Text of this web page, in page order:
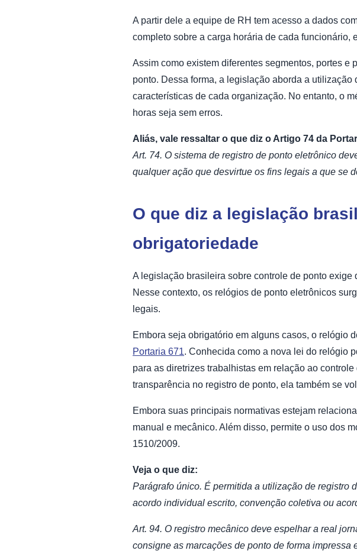
A partir dele a equipe de RH tem acesso a dados
completo sobre a carga horária de cada funcionário,
Assim como existem diferentes segmentos, portes e
ponto. Dessa forma, a legislação aborda a
características de cada organização. No entanto, o
horas seja sem erros.
Aliás, vale ressaltar o que diz o Artigo 74 da
Art. 74. O sistema de registro de ponto eletrônico
qualquer ação que desvirtue os fins legais a que se
O que diz a legislação
obrigatoriedade
A legislação brasileira sobre controle de ponto
Nesse contexto, os relógios de ponto eletrônicos
legais.
Embora seja obrigatório em alguns casos, o relógio
Portaria 671. Conhecida como a nova lei do relógio
para as diretrizes trabalhistas em relação ao
transparência no registro de ponto, ela também se
Embora suas principais normativas estejam
manual e mecânico. Além disso, permite o uso dos
1510/2009.
Veja o que diz:
Parágrafo único. É permitida a utilização de registro
acordo individual escrito, convenção coletiva ou
Art. 94. O registro mecânico deve espelhar a real
consigne as marcações de ponto de forma